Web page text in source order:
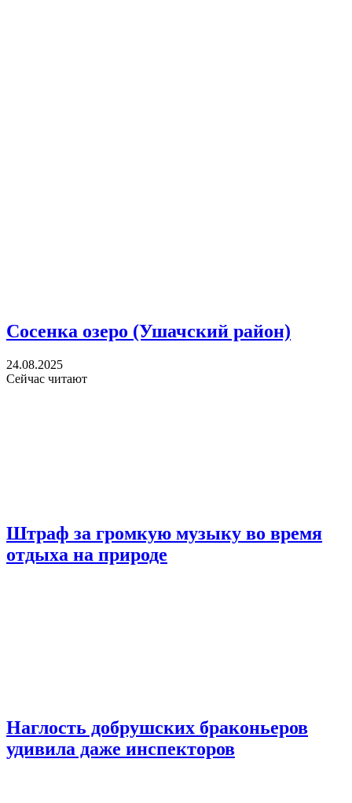
Сосенка озеро (Ушачский район)
24.08.2025
Сейчас читают
Штраф за громкую музыку во время
отдыха на природе
Наглость добрушских браконьеров
удивила даже инспекторов